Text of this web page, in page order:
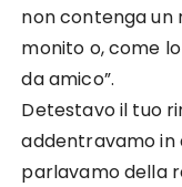
non contenga un
monito o, come
da amico”.
Detestavo il tuo
addentravamo in
parlavamo della